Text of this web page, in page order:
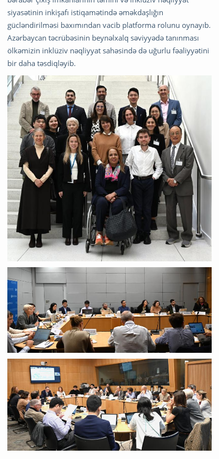
siyasətinin inkişafı istiqamətində əməkdaşlığın
gücləndirilməsi baxımından vacib platforma rolunu oynayıb.
Azərbaycan təcrübəsinin beynəlxalq səviyyədə tanınması
ölkəmizin inklüziv nəqliyyat sahəsində də uğurlu fəaliyyətini
bir daha təsdiqləyib.